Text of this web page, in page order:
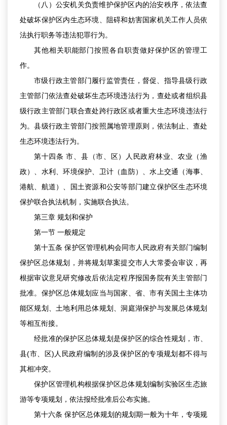
（八）公安机关负责维护保护区内的治安秩序，依法查
处破坏保护区内生态环境、阻碍和妨害国家机关工作人员依
法执行职务等违法犯罪行为。
其他相关职能部门按照各自职责做好保护区的管理工
作。
市级行政主管部门履行监管责任，督促、指导县级行政
主管部门依法查处破坏生态环境违法行为，查处或者组织县
级行政主管部门联合查处跨行政区或者重大生态环境违法行
为。县级行政主管部门按照属地管理原则，依法制止、查处
生态环境违法行为。
第十四条 市、县（市、区）人民政府林业、农业（渔
政）、水利、环境保护、卫计（血防）、水上交通（海事、
港航、航道）、国土资源和公安等部门建立保护区生态环境
保护联合执法机制，实施联合执法。
第三章 规划和保护
第一节 一般规定
第十五条 保护区管理机构会同市人民政府有关部门编制
保护区总体规划，并将规划草案提交市人大常委会审议，再
根据审议意见研究修改后依法定程序报国务院有关主管部门
批准。保护区总体规划应当与国家、省、市有关国土主体功
能区规划、土地利用总体规划、洞庭湖保护与发展总体规划
等相互衔接。
经批准的保护区总体规划是保护区的综合性规划，市、
县(市、区)人民政府编制的涉及保护区的专项规划都不得与
其相冲突。
保护区管理机构根据保护区总体规划编制实验区生态旅
游等专项规划，依法报经批准后公布实施。
第十六条 保护区总体规划的规划期一般为十年，专项规